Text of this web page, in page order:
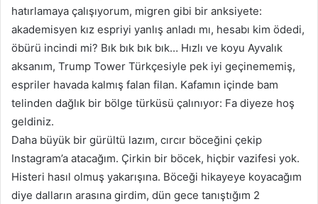
hatırlamaya çalışıyorum, migren gibi bir anksiyete:
akademisyen kız espriyi yanlış anladı mı, hesabı kim ödedi,
öbürü incindi mi? Bık bık bık bık… Hızlı ve koyu Ayvalık
aksanım, Trump Tower Türkçesiyle pek iyi geçinememiş,
espriler havada kalmış falan filan. Kafamın içinde bam
telinden dağlık bir bölge türküsü çalınıyor: Fa diyeze hoş
geldiniz.
Daha büyük bir gürültü lazım, cırcır böceğini çekip
Instagram’a atacağım. Çirkin bir böcek, hiçbir vazifesi yok.
Histeri hasıl olmuş yakarışına. Böceği hikayeye koyacağım
diye dalların arasına girdim, dün gece tanıştığım 2